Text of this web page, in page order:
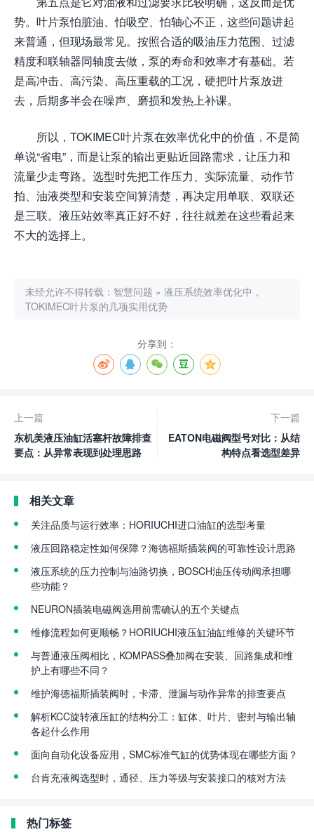
势。叶片泵怕脏油、怕吸空、怕轴心不正，这些问题讲起
来普通，但现场最常见。按照合适的吸油压力范围、过滤
精度和联轴器同轴度去做，泵的寿命和效率才有基础。若
是高冲击、高污染、高压重载的工况，硬把叶片泵放进
去，后期多半会在噪声、磨损和发热上补课。
所以，TOKIMEC叶片泵在效率优化中的价值，不是简
单说“省电”，而是让泵的输出更贴近回路需求，让压力和
流量少走弯路。选型时先把工作压力、实际流量、动作节
拍、油液类型和安装空间算清楚，再决定用单联、双联还
是三联。液压站效率真正好不好，往往就差在这些看起来
不大的选择上。
未经允许不得转载： 智慧问题 » 液压系统效率优化中，
TOKIMEC叶片泵的几项实用优势
分享到：
上一篇
东机美液压油缸活塞杆故障排查
要点：从异常表现到处理思路
下一篇
EATON电磁阀型号对比：从结
构特点看选型差异
相关文章
关注品质与运行效率：HORIUCHI进口油缸的选型考量
液压回路稳定性如何保障？海德福斯插装阀的可靠性设计思路
液压系统的压力控制与油路切换，BOSCH油压传动阀承担哪
些功能？
NEURON插装电磁阀选用前需确认的五个关键点
维修流程如何更顺畅？HORIUCHI液压缸油缸维修的关键环节
与普通液压阀相比，KOMPASS叠加阀在安装、回路集成和维
护上有哪些不同？
维护海德福斯插装阀时，卡滞、泄漏与动作异常的排查要点
解析KCC旋转液压缸的结构分工：缸体、叶片、密封与输出轴
各起什么作用
面向自动化设备应用，SMC标准气缸的优势体现在哪些方面？
台肯充液阀选型时，通径、压力等级与安装接口的核对方法
热门标签